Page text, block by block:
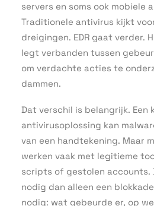
servers en soms ook mobiele
Traditionele antivirus kijkt
dreigingen. EDR gaat verder.
legt verbanden tussen
om verdachte acties te
dammen.
Dat verschil is belangrijk. Een
antivirusoplossing kan
van een handtekening. Maar
werken vaak met legitieme
scripts of gestolen accounts.
nodig dan alleen een
nodig: wat gebeurde er, op